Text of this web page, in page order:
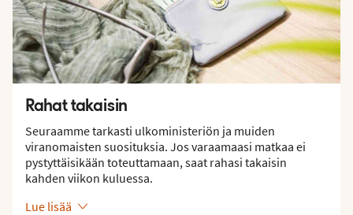
Rahat takaisin
Seuraamme tarkasti ulkoministeriön ja muiden
viranomaisten suosituksia. Jos varaamaasi matkaa ei
pystyttäisikään toteuttamaan, saat rahasi takaisin
kahden viikon kuluessa.
Lue lisää